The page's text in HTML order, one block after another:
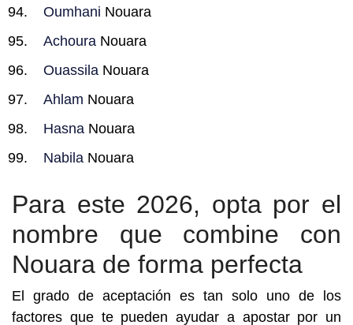
Oumhani Nouara
Achoura Nouara
Ouassila Nouara
Ahlam Nouara
Hasna Nouara
Nabila Nouara
Para este 2026, opta por el
nombre que combine con
Nouara de forma perfecta
El grado de aceptación es tan solo uno de los
factores que te pueden ayudar a apostar por un